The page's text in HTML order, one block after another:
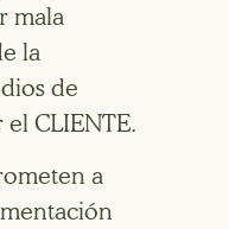
mala
la
de
CLIENTE.
a